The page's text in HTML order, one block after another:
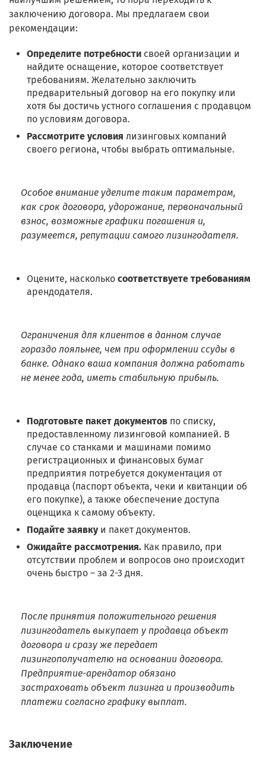
заключению договора. Мы предлагаем свои
рекомендации:
Определите потребности своей организации и
найдите оснащение, которое соответствует
требованиям. Желательно заключить
предварительный договор на его покупку или
хотя бы достичь устного соглашения с продавцом
по условиям договора.
Рассмотрите условия лизинговых компаний
своего региона, чтобы выбрать оптимальные.
Особое внимание уделите таким параметрам,
как срок договора, удорожание, первоначальный
взнос, возможные графики погашения и,
разумеется, репутации самого лизингодателя.
Оцените, насколько соответствуете требованиям
арендодателя.
Ограничения для клиентов в данном случае
гораздо лояльнее, чем при оформлении ссуды в
банке. Однако ваша компания должна работать
не менее года, иметь стабильную прибыль.
Подготовьте пакет документов по списку,
предоставленному лизинговой компанией. В
случае со станками и машинами помимо
регистрационных и финансовых бумаг
предприятия потребуется документация от
продавца (паспорт объекта, чеки и квитанции об
его покупке), а также обеспечение доступа
оценщика к самому объекту.
Подайте заявкуи пакет документов.
Ожидайте рассмотрения. Как правило, при
отсутствии проблем и вопросов оно происходит
очень быстро – за 2-3 дня.
После принятия положительного решения
лизингодатель выкупает у продавца объект
договора и сразу же передает
лизингополучателю на основании договора.
Предприятие-арендатор обязано
застраховать объект лизинга и производить
платежи согласно графику выплат.
Заключение